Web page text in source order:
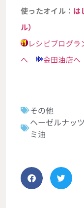
使ったオイル： は
ル）
レシピブログラ
へ
金田油店へ
その他
ヘーゼルナッツ
ミ油